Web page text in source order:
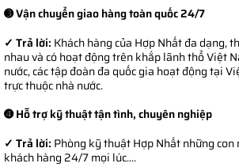
Lắp đặt cố định trên tường với các hệ thống
cắm di động sử dụng trong phạm vi kết nối
nguồn điện cho các thiết bị cần thiết.
Mua Ổ cắm điện Roman chất lượng giá rẻ
Công ty Cổ Phần Phát Triển Công Nghệ Hợp
phân phối các thiết bị vật tư công trình điện
lâu năm trên thị trường.
➌ Vận chuyển giao hàng toàn quốc 24/7
✓ Trả lời: Khách hàng của Hợp Nhất đa dạng,
nhau và có hoạt động trên khắp lãnh thổ Việt
nước, các tập đoàn đa quốc gia hoạt động tại
trực thuộc nhà nước.
➍ Hỗ trợ kỹ thuật tận tình, chuyên nghiệp
✓ Trả lời: Phòng kỹ thuật Hợp Nhất những
khách hàng 24/7 mọi lúc....